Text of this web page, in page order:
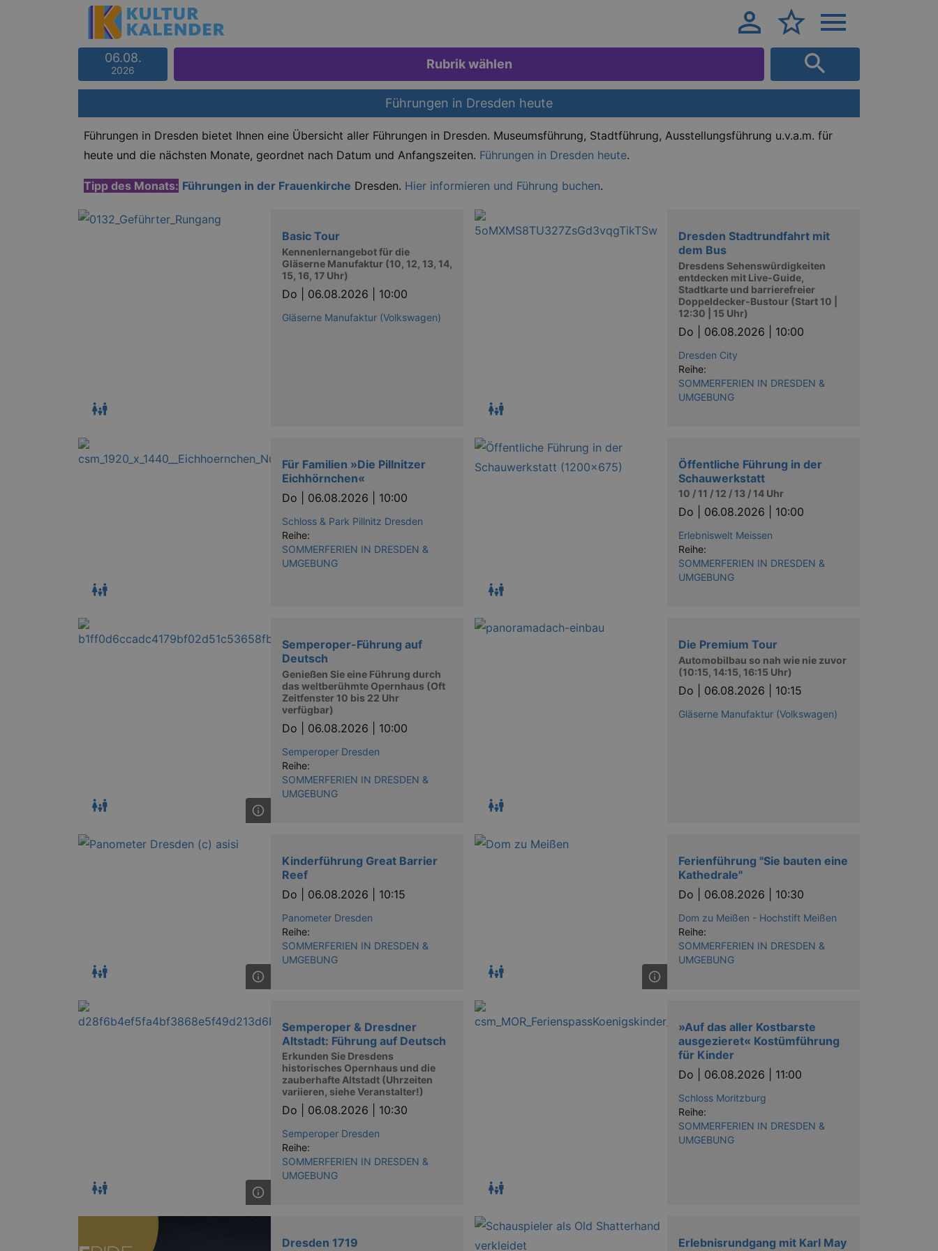
06.08.
2026 Rubrik wählen
Führungen in Dresden heute
Führungen in Dresden bietet Ihnen eine Übersicht aller Führungen in Dresden. Museumsführung, Stadtführung, Ausstellungsführung u.v.a.m. für
heute und die nächsten Monate, geordnet nach Datum und Anfangszeiten. Führungen in Dresden heute.
Tipp des Monats: Führungen in der Frauenkirche Dresden. Hier informieren und Führung buchen.
Basic Tour
Kennenlernangebot für die
Gläserne Manufaktur (10, 12, 13, 14,
15, 16, 17 Uhr)
Do | 06.08.2026 | 10:00
Gläserne Manufaktur (Volkswagen)
Dresden Stadtrundfahrt mit
dem Bus
Dresdens Sehenswürdigkeiten
entdecken mit Live-Guide,
Stadtkarte und barrierefreier
Doppeldecker-Bustour (Start 10 |
12:30 | 15 Uhr)
Do | 06.08.2026 | 10:00
Dresden City
Reihe:
SOMMERFERIEN IN DRESDEN &
UMGEBUNG
Für Familien »Die Pillnitzer
Eichhörnchen«
Do | 06.08.2026 | 10:00
Schloss & Park Pillnitz Dresden
Reihe:
SOMMERFERIEN IN DRESDEN &
UMGEBUNG
Öffentliche Führung in der
Schauwerkstatt
10 / 11 / 12 / 13 / 14 Uhr
Do | 06.08.2026 | 10:00
Erlebniswelt Meissen
Reihe:
SOMMERFERIEN IN DRESDEN &
UMGEBUNG
Semperoper-Führung auf
Deutsch
Genießen Sie eine Führung durch
das weltberühmte Opernhaus (Oft
Zeitfenster 10 bis 22 Uhr
verfügbar)
Do | 06.08.2026 | 10:00
Semperoper Dresden
Reihe:
SOMMERFERIEN IN DRESDEN &
UMGEBUNG
Die Premium Tour
Automobilbau so nah wie nie zuvor
(10:15, 14:15, 16:15 Uhr)
Do | 06.08.2026 | 10:15
Gläserne Manufaktur (Volkswagen)
Kinderführung Great Barrier
Reef
Do | 06.08.2026 | 10:15
Panometer Dresden
Reihe:
SOMMERFERIEN IN DRESDEN &
UMGEBUNG
Ferienführung "Sie bauten eine
Kathedrale"
Do | 06.08.2026 | 10:30
Dom zu Meißen - Hochstift Meißen
Reihe:
SOMMERFERIEN IN DRESDEN &
UMGEBUNG
Semperoper & Dresdner
Altstadt: Führung auf Deutsch
Erkunden Sie Dresdens
historisches Opernhaus und die
zauberhafte Altstadt (Uhrzeiten
variieren, siehe Veranstalter!)
Do | 06.08.2026 | 10:30
Semperoper Dresden
Reihe:
SOMMERFERIEN IN DRESDEN &
UMGEBUNG
»Auf das aller Kostbarste
ausgezieret« Kostümführung
für Kinder
Do | 06.08.2026 | 11:00
Schloss Moritzburg
Reihe:
SOMMERFERIEN IN DRESDEN &
UMGEBUNG
Dresden 1719
Erlebnisrundgang mit Karl May